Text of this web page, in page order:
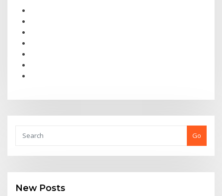
Go
New Posts